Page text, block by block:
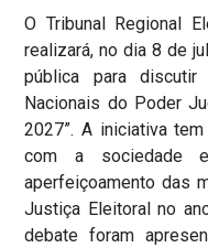
O Tribunal Regional
realizará, no dia 8 de
pública para
Nacionais do Poder
2027”. A iniciativa
com a sociedade
aperfeiçoamento das
Justiça Eleitoral no
debate foram